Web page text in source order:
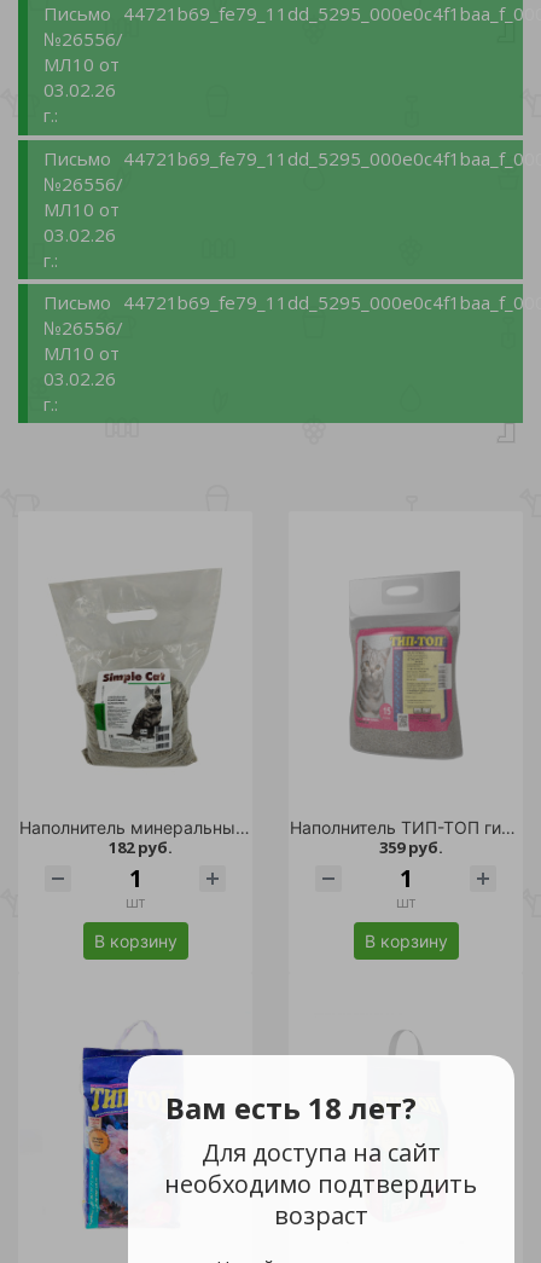
Вам есть 18 лет?
Для доступа на сайт
необходимо подтвердить
возраст
Письмо
№26556/
МЛ10 от
03.02.26
г.:
Письмо
№26556/
МЛ10 от
03.02.26
г.:
Письмо
№26556/
МЛ10 от
03.02.26
г.:
Наполнитель минеральный комкующийся "Simple Cat" 2,5кг
182 руб.
шт
В корзину
Наполнитель ТИП-ТОП гигиенический для короткошерстных кошек 15л/1
359 руб.
шт
В корзину